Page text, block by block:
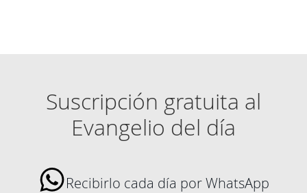
Suscripción gratuita al
Evangelio del día
Recibirlo cada día por WhatsApp